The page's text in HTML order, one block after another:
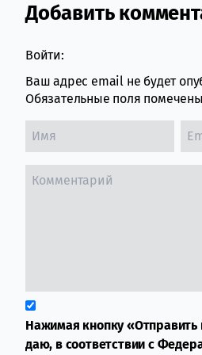
Добавить
Войти:
Ваш адрес email не будет
Обязательные поля помечены
Нажимая кнопку «Отправить
даю, в соответствии с